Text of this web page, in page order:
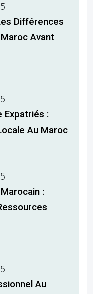
Différences
Avant
Expatriés :
Au Maroc
:
Au